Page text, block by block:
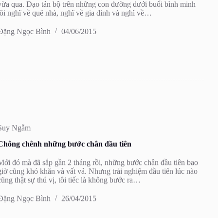
qua. Dạo tản bộ trên những con đường dưới buổi bình minh
nghĩ về quê nhà, nghĩ về gia đình và nghĩ về…
Ngọc Bình 04/06/2015
Ngẫm
chênh những bước chân đầu tiên
đó mà đã sắp gần 2 tháng rồi, những bước chân đầu tiên bao
cũng khó khăn và vất vả. Nhưng trải nghiệm đầu tiên lúc nào
thật sự thú vị, tôi tiếc là không bước ra…
Ngọc Bình 26/04/2015